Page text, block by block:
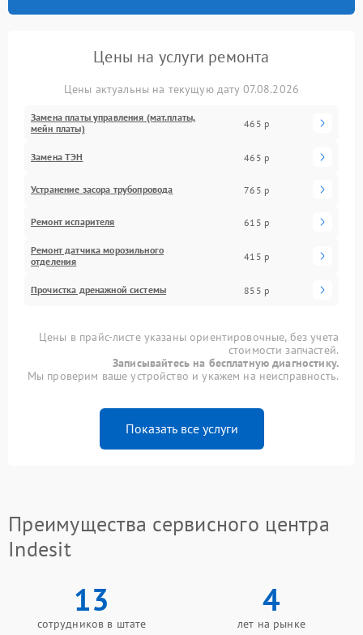
Цены на услуги ремонта
Цены актуальны на текущую дату 07.08.2026
Замена платы управления (мат.платы,
мейн платы)
465 р
Замена ТЭН 465 р
Устранение засора трубопровода 765 р
Ремонт испарителя 615 р
Ремонт датчика морозильного
отделения
415 р
Прочистка дренажной системы 855 р
Цены в прайс-листе указаны ориентировочные, без учета
стоимости запчастей.
Записывайтесь на бесплатную диагностику.
Мы проверим ваше устройство и укажем на неисправность.
Показать все услуги
Преимущества сервисного центра
Indesit
13
сотрудников в штате
4
лет на рынке